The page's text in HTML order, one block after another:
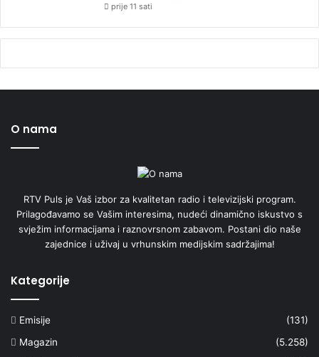
prije 11 sati
O nama
RTV Puls je Vaš izbor za kvalitetan radio i televizijski program.
Prilagođavamo se Vašim interesima, nudeći dinamično iskustvo s
svježim informacijama i raznovrsnom zabavom. Postani dio naše
zajednice i uživaj u vrhunskim medijskim sadržajima!
Kategorije
Emisije
(131)
Magazin
(5.258)